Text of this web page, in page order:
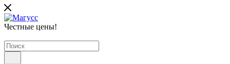
Честные цены!